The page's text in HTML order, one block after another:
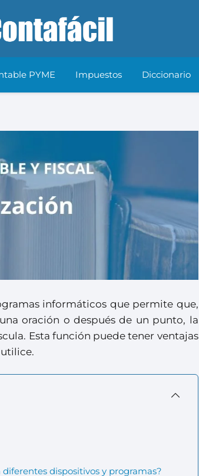
PYME Impuestos Diccionario
informáticos que permite que,
oración o después de un punto, la
Esta función puede tener ventajas
dispositivos y programas?